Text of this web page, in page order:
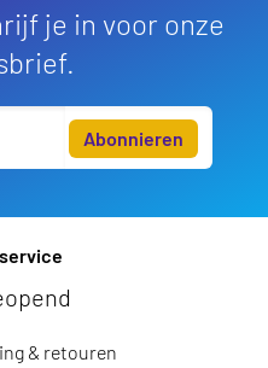
je in voor onze
Abonnieren
& retouren